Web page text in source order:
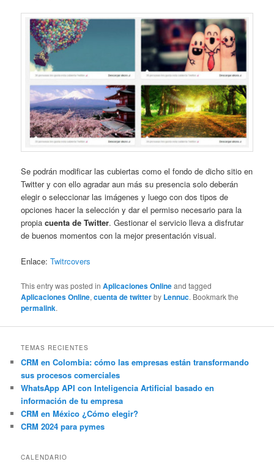
Se podrán modificar las cubiertas como el fondo de dicho sitio en
Twitter y con ello agradar aun más su presencia solo deberán
elegir o seleccionar las imágenes y luego con dos tipos de
opciones hacer la selección y dar el permiso necesario para la
propiacuenta de Twitter. Gestionar el servicio lleva a disfrutar
de buenos momentos con la mejor presentación visual.
Enlace:Twitrcovers
This entry was posted inAplicaciones Onlineand tagged
Aplicaciones Online,cuenta de twitterby Lennuc. Bookmark the
permalink.
TEMAS RECIENTES
CRM en Colombia: cómo las empresas están transformando
sus procesos comerciales
WhatsApp API con Inteligencia Artificial basado en
información de tu empresa
CRM en México ¿Cómo elegir?
CRM 2024 para pymes
CALENDARIO